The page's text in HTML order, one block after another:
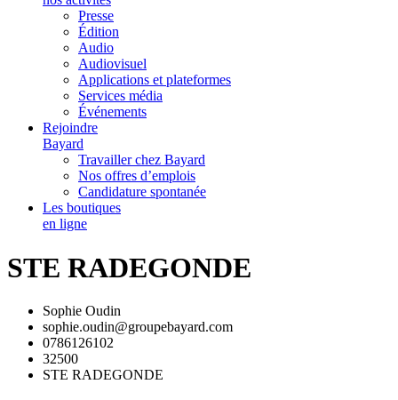
Presse
Édition
Audio
Audiovisuel
Applications et plateformes
Services média
Événements
Rejoindre
Bayard
Travailler chez Bayard
Nos offres d’emplois
Candidature spontanée
Les boutiques
en ligne
STE RADEGONDE
Sophie Oudin
sophie.oudin@groupebayard.com
0786126102
32500
STE RADEGONDE